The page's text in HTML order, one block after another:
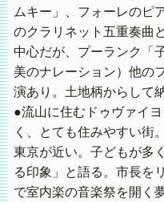
ムキー」、フォーレのピ
のクラリネット五重奏曲
中心だが、プーランク「
美のナレーション）他の
演あり。土地柄からして納
●流山に住むドゥヴァイ
く、とても住みやすい街
東京が近い。子どもが多
る印象」と語る。市長を
で室内楽の音楽祭を開く